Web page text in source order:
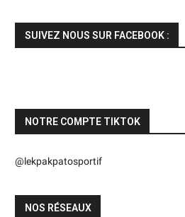
SUIVEZ NOUS SUR FACEBOOK :
NOTRE COMPTE TIKTOK
@lekpakpatosportif
NOS RÉSEAUX